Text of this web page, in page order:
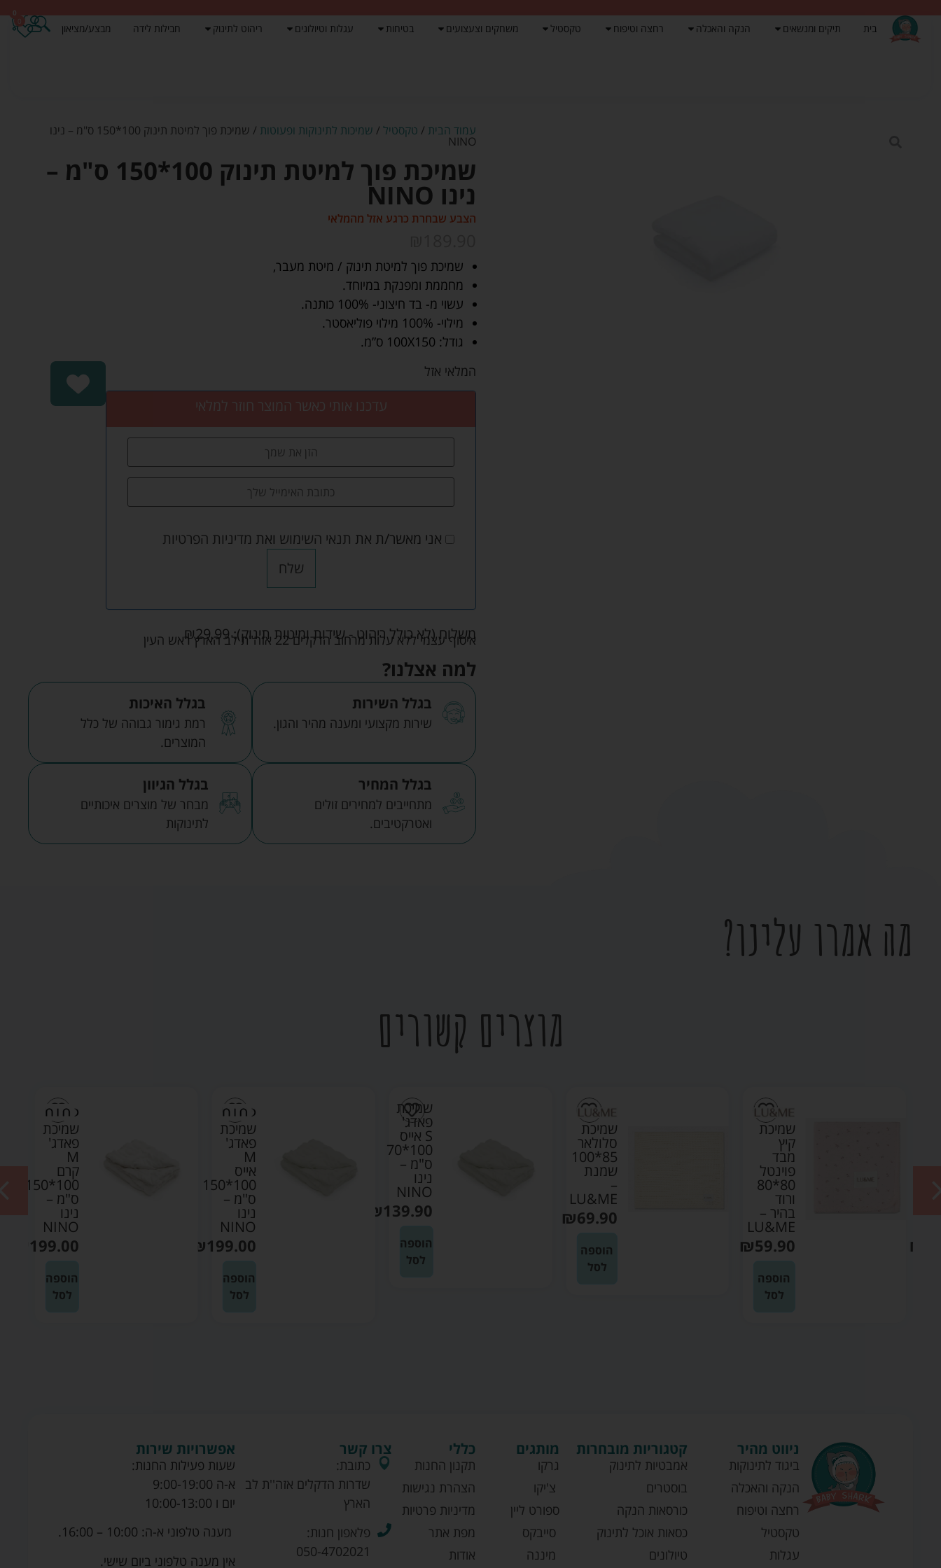
בית תיקים ומנשאים הנקה והאכלה רחצה וטיפוח טקסטיל משחקים וצעצועים בטיחות עגלות וטיולונים ריהוט לתינוק חבילות לידה מבצע/מציאון
0
עמוד הבית / טקסטיל / שמיכות לתינוקות ופעוטות / שמיכת פוך למיטת תינוק 100*150 ס"מ – נינו
NINO
שמיכת פוך למיטת תינוק 100*150 ס"מ –
נינו NINO
הצבע שבחרת כרגע אזל מהמלאי
שמיכת פוך למיטת תינוק / מיטת מעבר,
מחממת ומפנקת במיוחד.
עשוי מ- בד חיצוני- 100% כותנה.
מילוי- 100% מילוי פוליאסטר.
גודל: 100X150 ס”מ.
המלאי אזל
עדכנו אותי כאשר המוצר חוזר למלאי
אני מאשר/ת את תנאי השימוש ואת מדיניות הפרטיות
שלח
משלוח (לא כולל ריהוט - שידות ומיטות תינוק): ₪29.99 איסוף עצמי ללא עלות מרחוב הדקלים 22 אזה"ת לב הארץ ראש העין
למה אצלנו?
בגלל השירות
שירות מקצועי ומענה מהיר והגון.
בגלל האיכות
רמת גימור גבוהה של כלל
המוצרים.
בגלל המחיר
מתחייבים למחירים זולים
ואטרקטיבים.
בגלל הגיוון
מבחר של מוצרים איכותיים
לתינוקות
מה אמרו עלינו?
מוצרים קשורים
₪
שמיכת
קיץ
מבד
פוינטל
80*80
ורוד
בהיר –
LU&ME
₪59.90
הוספה
לסל
שמיכת
סלולאר
85*100
שמנת
–
LU&ME
₪69.90
הוספה
לסל
שמיכת
פאדג'
S אייס
100*70
ס"מ –
נינו
NINO
₪139.90
הוספה
לסל
שמיכת
פאדג'
M
אייס
100*150
ס"מ –
נינו
NINO
₪199.00
הוספה
לסל
שמיכת
פאדג'
M
קרם
100*150
ס"מ –
נינו
NINO
199.00
הוספה
לסל
ניווט מהיר
ביגוד לתינוקות
הנקה והאכלה
רחצה וטיפוח
טקסטיל
עגלות
קטגוריות מובחרות
אמבטיות לתינוק
בוסטרים
כורסאות הנקה
כסאות אוכל לתינוק
טיולונים
מותגים
גרקו
צ'יקו
ספורט ליין
סייבקס
מיננה
כללי
תקנון החנות
הצהרת נגישות
מדיניות פרטיות
מפת אתר
אודות
צרו קשר
כתובת:
שדרות הדקלים אזה''ת לב
הארץ
פלאפון חנות:
050-4702021
אפשרויות שירות
שעות פעילות החנות:
א-ה 9:00-19:00
יום ו 10:00-13:00
מענה טלפוני א-ה: 10:00 – 16:00.
אין מענה טלפוני ביום שישי.